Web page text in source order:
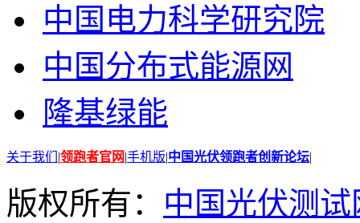
中国电力科学研究院
中国分布式能源网
隆基绿能
关于我们 |领跑者官网|手机版|中国光伏领跑者创新论坛|
版权所有： 中国光伏测试